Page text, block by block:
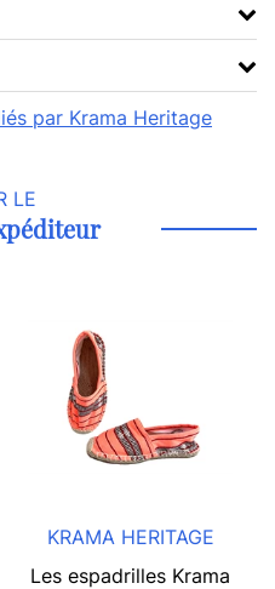
par Krama Heritage
LE
KRAMA HERITAGE
Les espadrilles Krama